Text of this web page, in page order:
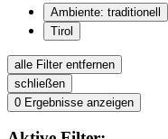
Ambiente: traditionell
Tirol
alle Filter entfernen
schließen
0 Ergebnisse anzeigen